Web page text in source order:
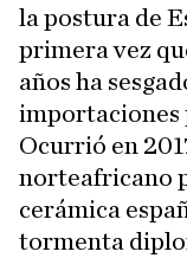
la postura de
primera vez
años ha
importaciones
Ocurrió en
norteafricano
cerámica
tormenta